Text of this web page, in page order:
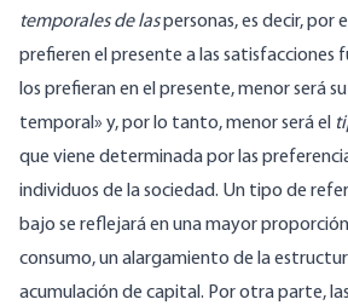
temporales de laspersonas, es decir, por
prefieren el presente a las satisfacciones
los prefieran en el presente, menor será
temporal» y, por lo tanto, menor será el
que viene determinada por las
individuos de la sociedad. Un tipo de
bajo se reflejará en una mayor proporción
consumo, un alargamiento de la
acumulación de capital. Por otra parte,